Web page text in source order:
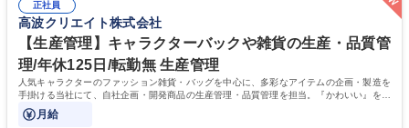
インテリア事務（部署内アシスタント）】■安定企業で働く
ームとの協力や新しいアイデアを活かす場もあり、やりがいを感じながら
働けます。 【歓迎】 ■インテリアの業界のご経験が有る方■PCの作業に慣
れている方 学歴・資格 学歴：大学院 大学 高専 短大 専修学校 語学力： 資
格：
正社員
高波クリエイト株式会社
【生産管理】キャラクターバックや雑貨の生産・品質管
理/年休125日/転勤無 生産管理
人気キャラクターのファッション雑貨・バッグを中心に、多彩なアイテムの企画・製造を
手掛ける当社にて、自社企画・開発商品の生産管理・品質管理を担当。『かわいい』を届
けるやりがいのあるポジションです。
月給